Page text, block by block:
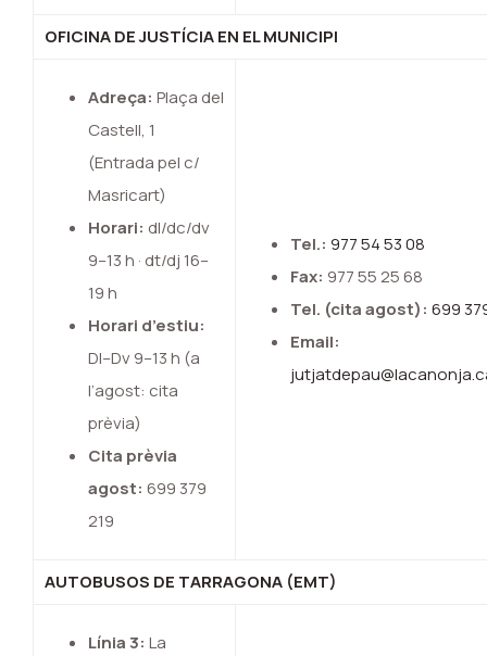
OFICINA DE JUSTÍCIA EN EL MUNICIPI
Adreça: Plaça del
Castell, 1
(Entrada pel c/
Masricart)
Horari: dl/dc/dv
9–13 h · dt/dj 16–
19 h
Horari d’estiu:
Dl–Dv 9–13 h (a
l’agost: cita
prèvia)
Cita prèvia
agost: 699 379
219
Tel.: 977 54 53 08
Fax: 977 55 25 68
Tel. (cita agost): 699
Email:
AUTOBUSOS DE TARRAGONA (EMT)
Línia 3: La